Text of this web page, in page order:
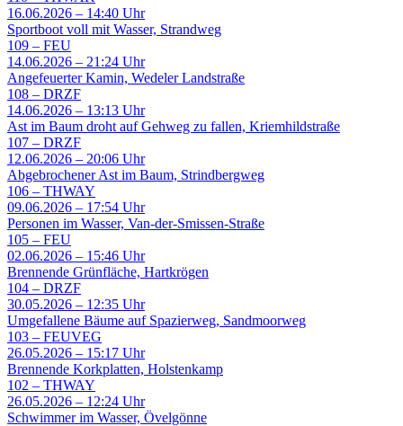
16.06.2026 – 14:40 Uhr
Sportboot voll mit Wasser, Strandweg
109 – FEU
14.06.2026 – 21:24 Uhr
Angefeuerter Kamin, Wedeler Landstraße
108 – DRZF
14.06.2026 – 13:13 Uhr
Ast im Baum droht auf Gehweg zu fallen, Kriemhildstraße
107 – DRZF
12.06.2026 – 20:06 Uhr
Abgebrochener Ast im Baum, Strindbergweg
106 – THWAY
09.06.2026 – 17:54 Uhr
Personen im Wasser, Van-der-Smissen-Straße
105 – FEU
02.06.2026 – 15:46 Uhr
Brennende Grünfläche, Hartkrögen
104 – DRZF
30.05.2026 – 12:35 Uhr
Umgefallene Bäume auf Spazierweg, Sandmoorweg
103 – FEUVEG
26.05.2026 – 15:17 Uhr
Brennende Korkplatten, Holstenkamp
102 – THWAY
26.05.2026 – 12:24 Uhr
Schwimmer im Wasser, Övelgönne